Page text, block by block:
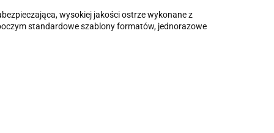
wysokiej jakości ostrze wykonane z
standardowe szablony formatów, jednorazowe